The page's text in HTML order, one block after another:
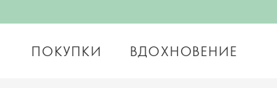
ПОКУПКИ ВДОХНОВЕНИЕ